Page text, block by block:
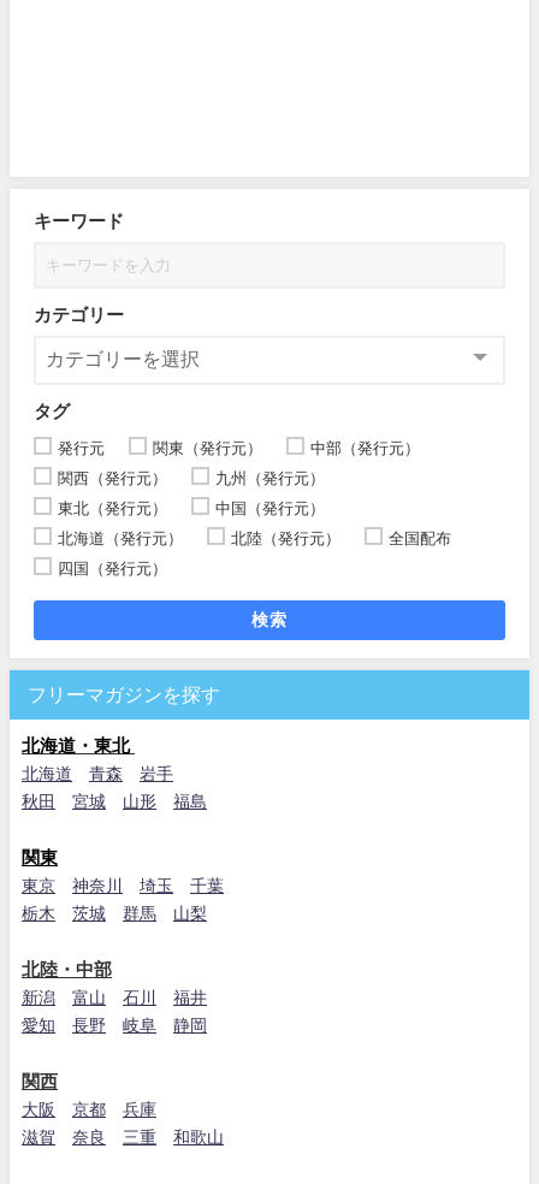
キーワード
カテゴリー
タグ
発行元 関東（発行元）
中部（発行元）
関西（発行元）
九州（発行元）
東北（発行元）
中国（発行元）
北海道（発行元）
北陸（発行元）
全国配布
四国（発行元）
検索
フリーマガジンを探す
北海道・東北
北海道 青森
岩手
秋田
宮城 山形 福島
関東
東京 神奈川 埼玉
千葉
栃木
茨城 群馬 山梨
北陸・中部
新潟 富山 石川
福井
愛知
長野 岐阜 静岡
関西
大阪 京都
兵庫
滋賀
奈良 三重 和歌山